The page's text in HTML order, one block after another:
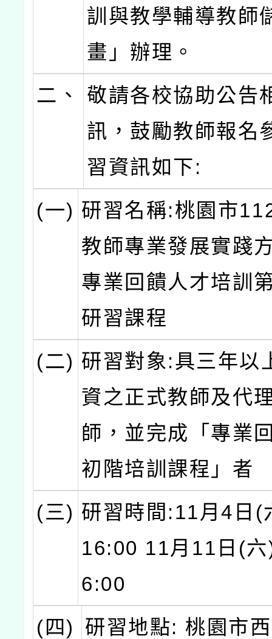
訓與教學輔導教師
畫」辦理。
二、
敬請各校協助公告
訊，鼓勵教師報名
習資訊如下:
(一) 研習名稱:桃園市
教師專業發展實踐
專業回饋人才培訓
研習課程
(二) 研習對象:具三年以
資之正式教師及代
師，並完成「專業
初階培訓課程」者
(三) 研習時間:11月4日(
16:00 11月11日(
6:00
(四)
研習地點: 桃園市